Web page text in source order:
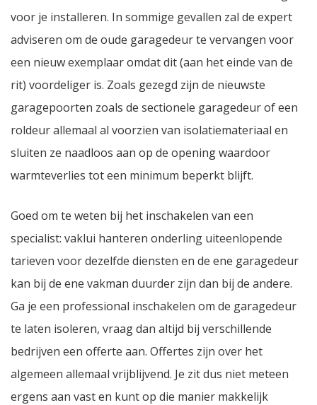
voor je installeren. In sommige gevallen zal de expert
adviseren om de oude garagedeur te vervangen voor
een nieuw exemplaar omdat dit (aan het einde van de
rit) voordeliger is. Zoals gezegd zijn de nieuwste
garagepoorten zoals de sectionele garagedeur of een
roldeur allemaal al voorzien van isolatiemateriaal en
sluiten ze naadloos aan op de opening waardoor
warmteverlies tot een minimum beperkt blijft.
Goed om te weten bij het inschakelen van een
specialist: vaklui hanteren onderling uiteenlopende
tarieven voor dezelfde diensten en de ene garagedeur
kan bij de ene vakman duurder zijn dan bij de andere.
Ga je een professional inschakelen om de garagedeur
te laten isoleren, vraag dan altijd bij verschillende
bedrijven een offerte aan. Offertes zijn over het
algemeen allemaal vrijblijvend. Je zit dus niet meteen
ergens aan vast en kunt op die manier makkelijk